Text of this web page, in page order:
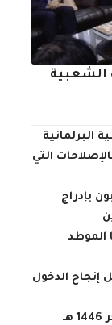
الشعبية
البرلمانية
التي
بإدراج
الموطد
إنجاح الدخول